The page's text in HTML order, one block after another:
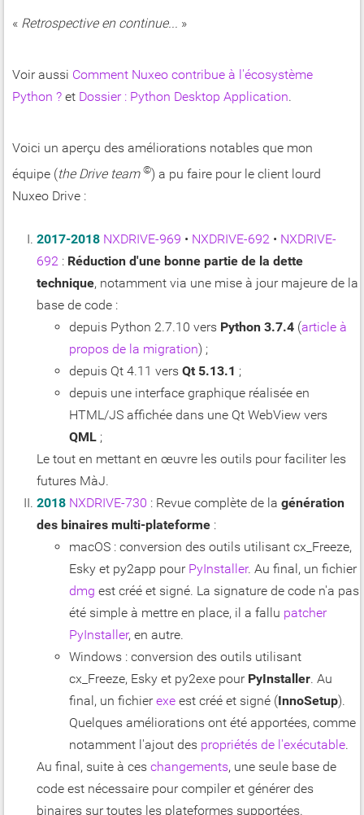
« Retrospective en continue... »
Voir aussi Comment Nuxeo contribue à l'écosystème
Python ? et Dossier : Python Desktop Application.
Voici un aperçu des améliorations notables que mon
équipe (the Drive team ©) a pu faire pour le client lourd
Nuxeo Drive :
2017-2018 NXDRIVE-969 • NXDRIVE-692 • NXDRIVE-
692 : Réduction d'une bonne partie de la dette
technique, notamment via une mise à jour majeure de la
base de code :
depuis Python 2.7.10 vers Python 3.7.4 (article à
propos de la migration) ;
depuis Qt 4.11 vers Qt 5.13.1 ;
depuis une interface graphique réalisée en
HTML/JS affichée dans une Qt WebView vers
QML ;
Le tout en mettant en œuvre les outils pour faciliter les
futures MàJ.
2018 NXDRIVE-730 : Revue complète de la génération
des binaires multi-plateforme :
macOS : conversion des outils utilisant cx_Freeze,
Esky et py2app pour PyInstaller. Au final, un fichier
dmg est créé et signé. La signature de code n'a pas
été simple à mettre en place, il a fallu patcher
PyInstaller, en autre.
Windows : conversion des outils utilisant
cx_Freeze, Esky et py2exe pour PyInstaller. Au
final, un fichierexe est créé et signé (InnoSetup).
Quelques améliorations ont été apportées, comme
notamment l'ajout des propriétés de l'exécutable.
Au final, suite à ces changements, une seule base de
code est nécessaire pour compiler et générer des
binaires sur toutes les plateformes supportées.